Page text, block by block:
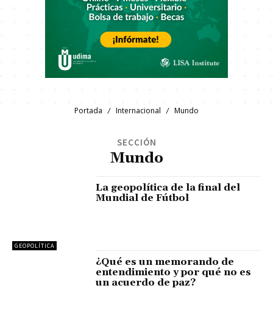
Portada Internacional Mundo
SECCIÓN
Mundo
GEOPOLÍTICA
La geopolítica de la final del
Mundial de Fútbol
¿Qué es un memorando de
entendimiento y por qué no es
un acuerdo de paz?